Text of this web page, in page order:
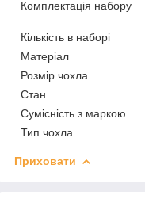
Комплектація набору
Кількість в наборі
Матеріал
Розмір чохла
Стан
Сумісність з маркою
Тип чохла
Приховати